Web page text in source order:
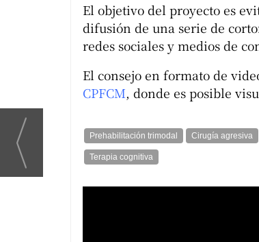
El objetivo del proyecto es
difusión de una serie de
redes sociales y medios de
El consejo en formato de
CPFCM, donde es posible
Prehabilitación trimodal Cirugía agresiva
Terapia cognitiva